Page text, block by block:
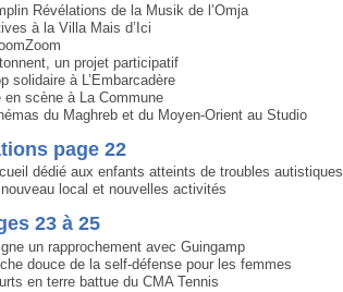
Révélations de la Musik de l’Omja
à la Villa Mais d’Ici
un projet participatif
solidaire à L’Embarcadère
scène à La Commune
du Maghreb et du Moyen-Orient au Studio
page 22
dédié aux enfants atteints de troubles autistiques
local et nouvelles activités
23 à 25
un rapprochement avec Guingamp
douce de la self-défense pour les femmes
en terre battue du CMA Tennis